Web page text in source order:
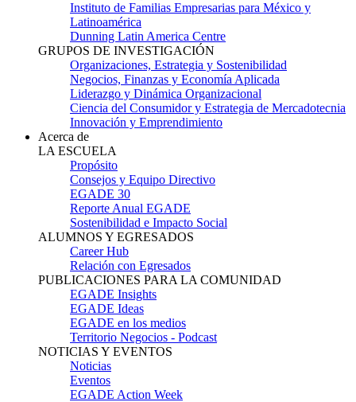
Instituto de Familias Empresarias para México y
Latinoamérica
Dunning Latin America Centre
GRUPOS DE INVESTIGACIÓN
Organizaciones, Estrategia y Sostenibilidad
Negocios, Finanzas y Economía Aplicada
Liderazgo y Dinámica Organizacional
Ciencia del Consumidor y Estrategia de Mercadotecnia
Innovación y Emprendimiento
Acerca de
LA ESCUELA
Propósito
Consejos y Equipo Directivo
EGADE 30
Reporte Anual EGADE
Sostenibilidad e Impacto Social
ALUMNOS Y EGRESADOS
Career Hub
Relación con Egresados
PUBLICACIONES PARA LA COMUNIDAD
EGADE Insights
EGADE Ideas
EGADE en los medios
Territorio Negocios - Podcast
NOTICIAS Y EVENTOS
Noticias
Eventos
EGADE Action Week